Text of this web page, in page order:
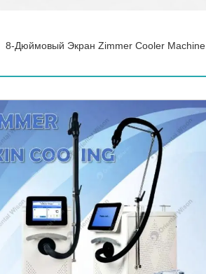
8-Дюймовый Экран Zimmer Cooler Machine